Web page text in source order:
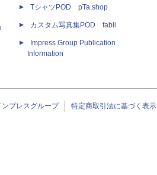
TシャツPOD pTa.shop
カスタム写真集POD fabli
Impress Group Publication
Information
ンプレスグループ 特定商取引法に基づく表示